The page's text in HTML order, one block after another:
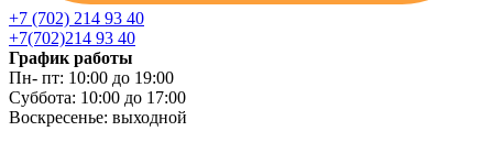
+7 (702) 214 93 40
+7(702)214 93 40
График работы
Пн- пт: 10:00 до 19:00
Суббота: 10:00 до 17:00
Воскресенье: выходной